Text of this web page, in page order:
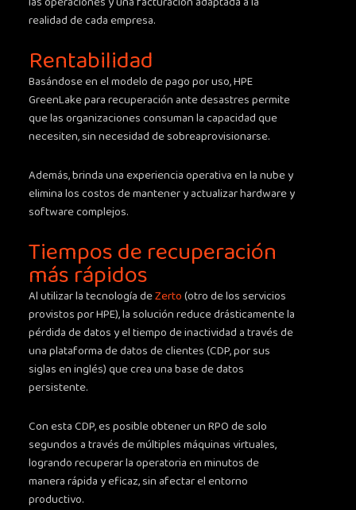
realidad de cada empresa.
Rentabilidad
Basándose en el modelo de pago por uso, HPE
GreenLake para recuperación ante desastres permite
que las organizaciones consuman la capacidad que
necesiten, sin necesidad de sobreaprovisionarse.
Además, brinda una experiencia operativa en la nube y
elimina los costos de mantener y actualizar hardware y
software complejos.
Tiempos de recuperación
más rápidos
Al utilizar la tecnología deZerto(otro de los servicios
provistos por HPE), la solución reduce drásticamente la
pérdida de datos y el tiempo de inactividad a través de
una plataforma de datos de clientes (CDP, por sus
siglas en inglés) que crea una base de datos
persistente.
Con esta CDP, es posible obtener un RPO de solo
segundos a través de múltiples máquinas virtuales,
logrando recuperar la operatoria en minutos de
manera rápida y eficaz, sin afectar el entorno
productivo.